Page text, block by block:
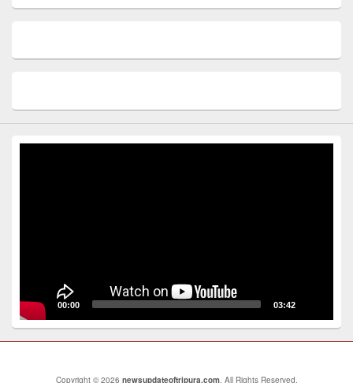
00:00 03:42
Copyright © 2026 newsupdateoftripura.com. All Rights Reserved.